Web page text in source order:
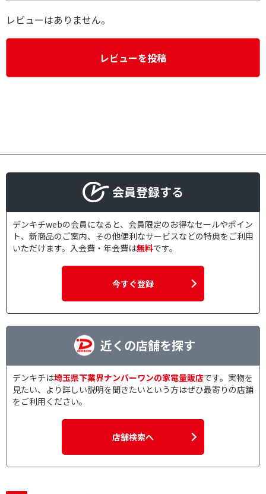
レビューはありません。
レビューを投稿
会員登録する
デンキチwebの会員になると、会員限定のお得なセールやポイン
ト、新商品のご案内、その他便利なサービスなどの特典をご利用
いただけます。入会費・年会費は無料です。
今すぐ登録
近くの店舗を探す
デンキチは埼玉県下業界ナンバーワンの家電量販店です。実物を
見たい、より詳しい説明を聞きたいという方はぜひ最寄りの店舗
をご利用ください。
店舗検索へ